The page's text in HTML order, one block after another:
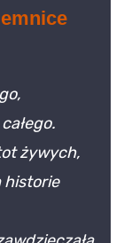
żywych,
historie